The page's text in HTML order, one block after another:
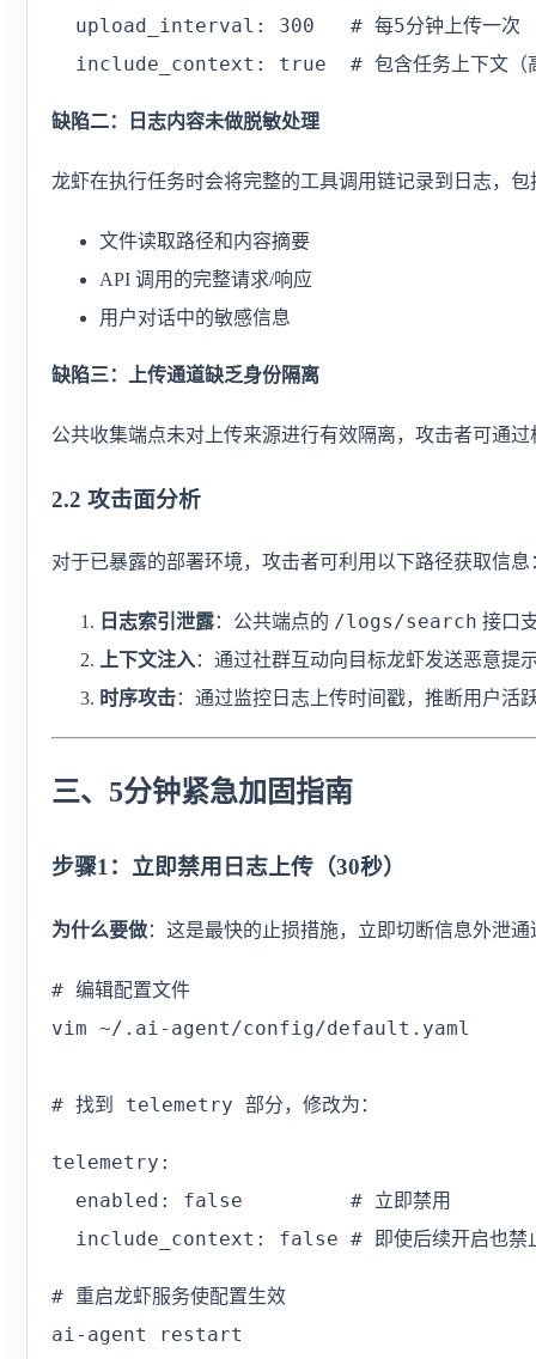
  upload_interval: 300   # 每5分钟上传一次
include_context: true  # 包含任务上下文（
缺陷二：日志内容未做脱敏处理
龙虾在执行任务时会将完整的工具调用链记录到日志，包
文件读取路径和内容摘要
API 调用的完整请求/响应
用户对话中的敏感信息
缺陷三：上传通道缺乏身份隔离
公共收集端点未对上传来源进行有效隔离，攻击者可通
2.2 攻击面分析
对于已暴露的部署环境，攻击者可利用以下路径获取信息
日志索引泄露：公共端点的 /logs/search 接口
上下文注入：通过社群互动向目标龙虾发送恶意提
时序攻击：通过监控日志上传时间戳，推断用户活
三、5分钟紧急加固指南
步骤1：立即禁用日志上传（30秒）
为什么要做：这是最快的止损措施，立即切断信息外泄通
# 编辑配置文件
vim ~/.ai-agent/config/default.yaml
# 找到 telemetry 部分，修改为：
telemetry:
  enabled: false         # 立即禁用
include_context: false # 即使后续开启也禁
# 重启龙虾服务使配置生效
ai-agent restart